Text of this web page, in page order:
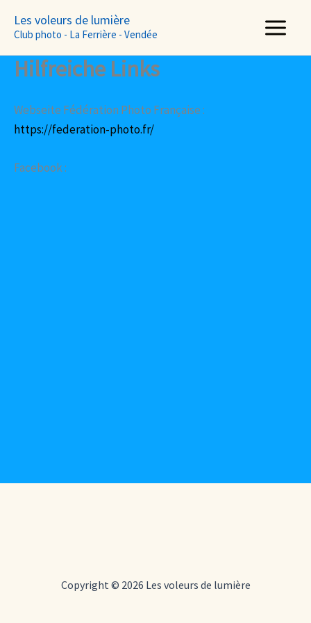
Les voleurs de lumière
Club photo - La Ferrière - Vendée
Hilfreiche Links
Webseite Fédération Photo Française :
https://federation-photo.fr/
Facebook :
Copyright © 2026 Les voleurs de lumière